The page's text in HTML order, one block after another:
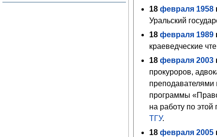
18 февраля 1958
Уральский
18 февраля 1989
краеведческие
18 февраля 2003
прокуроров,
преподавателями
программы
на работу по
ТГУ.
18 февраля 2005